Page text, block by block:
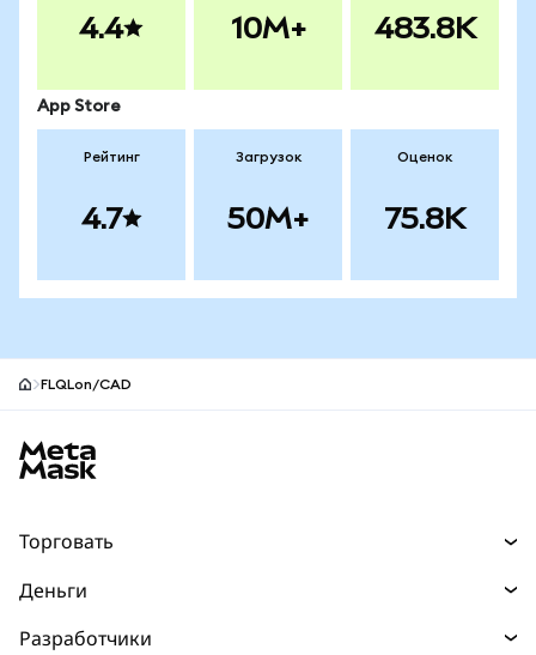
4.4 10M+ 483.8K
App Store
Рейтинг
4.7
Загрузок
50M+
Оценок
75.8K
FLQLon/CAD
Торговать
Деньги
Разработчики